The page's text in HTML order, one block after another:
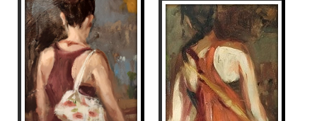
• 2020 Galeria d’Art L’Arcada, Blanes, Girona.
• 2019 Galeria d’Art, Sala Rusiñol. Sant Cugat,
Barcelona.
• 2018 Galeria Anquin ‘s. Reus, Tarragona.
• 2017 Galeria L’Arcada. Blanes, Girona. Galeria